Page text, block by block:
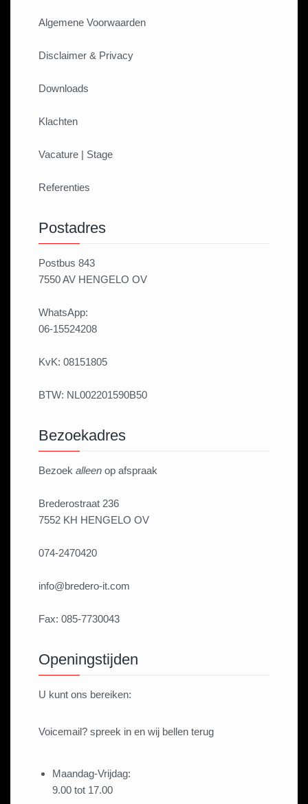
Algemene Voorwaarden
Disclaimer & Privacy
Downloads
Klachten
Vacature | Stage
Referenties
Postadres
Postbus 843
7550 AV HENGELO OV
WhatsApp:
06-15524208
KvK: 08151805
BTW: NL002201590B50
Bezoekadres
Bezoek alleen op afspraak
Brederostraat 236
7552 KH HENGELO OV
074-2470420
info@bredero-it.com
Fax: 085-7730043
Openingstijden
U kunt ons bereiken:
Voicemail? spreek in en wij bellen terug
Maandag-Vrijdag:
9.00 tot 17.00